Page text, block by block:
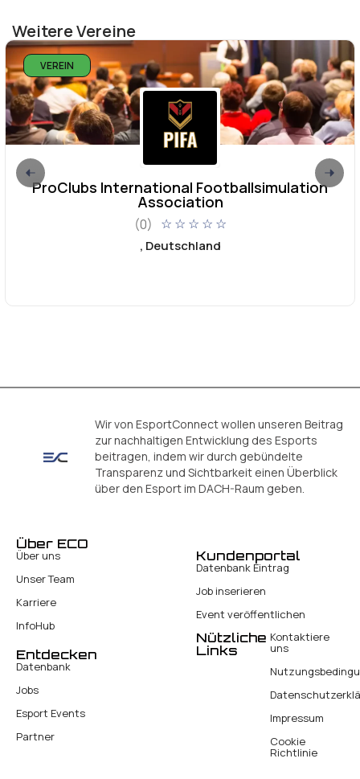
Weitere Vereine
VEREIN
ProClubs International Footballsimulation
Association
(0) ☆ ☆ ☆ ☆ ☆
, Deutschland
Wir von EsportConnect wollen unseren Beitrag
zur nachhaltigen Entwicklung des Esports
beitragen, indem wir durch gebündelte
Transparenz und Sichtbarkeit einen Überblick
über den Esport im DACH-Raum geben.
Über ECO
Über uns
Unser Team
Karriere
InfoHub
Kundenportal
Datenbank Eintrag
Job inserieren
Event veröffentlichen
Entdecken
Datenbank
Jobs
Esport Events
Partner
Nützliche
Links
Kontaktiere
uns
Impressum
Cookie
Richtlinie